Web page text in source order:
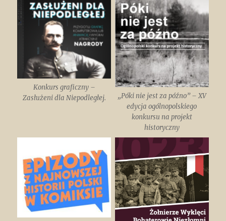
Konkurs graficzny –
Zasłużeni dla Niepodległej.
„Póki nie jest za późno” – XV
edycja ogólnopolskiego
konkursu na projekt
historyczny